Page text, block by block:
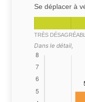
Se déplacer à
TRÈS
Dans le détail,